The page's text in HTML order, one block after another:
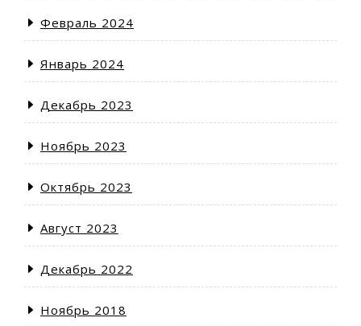
Февраль 2024
Январь 2024
Декабрь 2023
Ноябрь 2023
Октябрь 2023
Август 2023
Декабрь 2022
Ноябрь 2018